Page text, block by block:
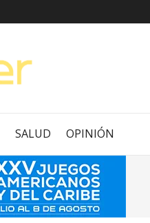
SALUD OPINIÓN